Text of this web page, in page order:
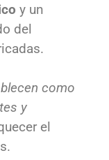
y un
del
como
y
el